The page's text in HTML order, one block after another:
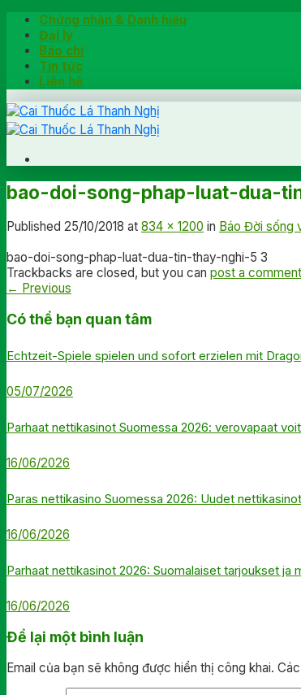
Skip
content
Chứng nhận & Danh hiệu
Đại lý
Báo chí
Tin tức
Liên hệ
Trang chủ
Hướng dẫn
Khách hàng chia sẻ
Kiểm tra chính hãng
Đặt hàng
Hotline: 0902791922
bao-doi-song-phap-luat-dua-
Published 25/10/2018 at 834 × 1200 in Báo Đời sống
bao-doi-song-phap-luat-dua-tin-thay-nghi-5 3
Trackbacks are closed, but you can post a comment
← Previous
Có thể bạn quan tâm
Echtzeit-Spiele spielen und sofort erzielen mit
05/07/2026
Parhaat nettikasinot Suomessa 2026: verovapaat
16/06/2026
Paras nettikasino Suomessa 2026: Uudet
16/06/2026
Parhaat nettikasinot 2026: Suomalaiset tarjoukset ja
16/06/2026
Để lại một bình luận
Email của bạn sẽ không được hiển thị công khai.